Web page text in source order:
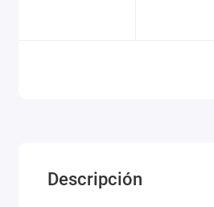
Descripción